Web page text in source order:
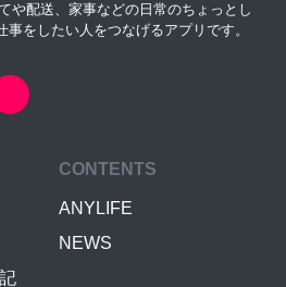
や配送、家事などの日常のちょっとし
をしたい人をつなげるアプリです。
CONTENTS
ANYLIFE
NEWS